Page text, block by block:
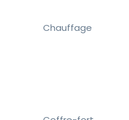
Chauffage